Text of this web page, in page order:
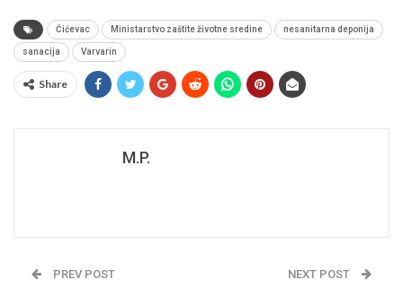
Ćićevac Ministarstvo zaštite životne sredine nesanitarna deponija
sanacija Varvarin
Share
M.P.
PREV POST NEXT POST